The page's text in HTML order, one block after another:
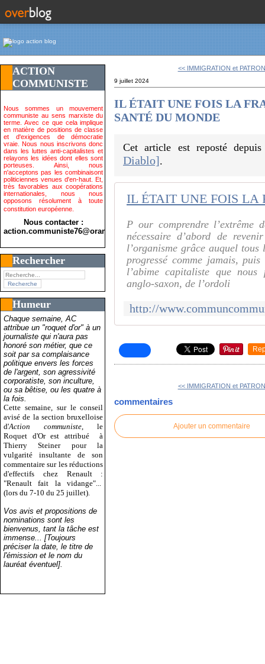
ACTION
COMMUNISTE
Nous sommes un mouvement
communiste au sens marxiste du
terme. Avec ce que cela implique
en matière de positions de classe
et d'exigences de démocratie
vraie. Nous nous inscrivons donc
dans les luttes anti-capitalistes et
relayons les idées dont elles sont
porteuses. Ainsi, nous
n'acceptons pas les combinaisont
politiciennes venues d'en-haut. Et,
très favorables aux coopérations
internationales, nous nous
opposons résolument à toute
constitution européenne.
Nous contacter :
action.communiste76@orange.fr>
Rechercher
Humeur
Chaque semaine, AC
attribue un "roquet d'or" à un
journaliste qui n'aura pas
honoré son métier, que ce
soit par sa complaisance
politique envers les forces
de l'argent, son agressivité
corporatiste, son inculture,
ou sa bêtise, ou les quatre à
la fois.
Cette semaine, sur le conseil
avisé de la section bruxelloise
d'Action communiste , le
Roquet d'Or est attribué
à
Thierry Steiner pour la
vulgarité insultante de son
commentaire sur les réductions
d'effectifs chez Renault :
"Renault fait la vidange"...
(lors du 7-10 du 25 juillet).
Vos avis et propositions de
nominations sont les
bienvenus, tant la tâche est
immense... [Toujours
préciser la date, le titre de
l'émission et le nom du
lauréat éventuel].
<< IMMIGRATION et
9 juillet 2024
IL ÉTAIT UNE FOIS LA
SANTÉ DU MONDE
Cet article est reposté
Diablo].
P our comprendre l’extrême
nécessaire d’abord de
l’organisme grâce auquel
progressé comme jamais,
l’abime capitaliste que
anglo-saxon, de l’ordoli
<< IMMIGRATION et
commentaires
Ajouter un commentaire